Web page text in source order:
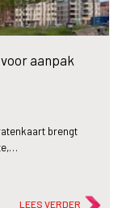
aanpak
brengt
LEES VERDER